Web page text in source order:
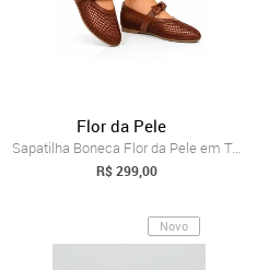
Flor da Pele
Sapatilha Boneca Flor da Pele em Tela Va...
R$ 299,00
Novo